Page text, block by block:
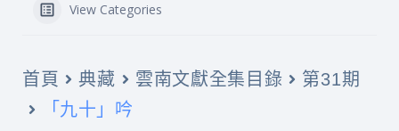
View Categories
首頁 典藏 雲南文獻全集目錄 第31期
「九十」吟